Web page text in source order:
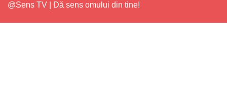
@Sens TV | Dă sens omului din tine!